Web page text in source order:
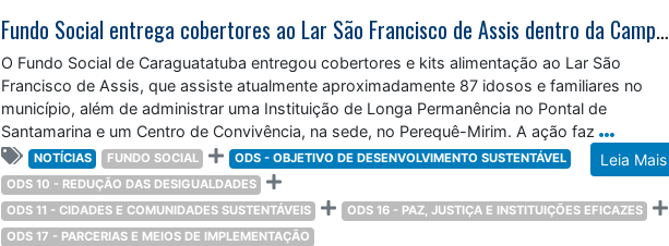
Fundo Social entrega cobertores ao Lar São Francisco de Assis dentro da Campanha do Agasalho 2026
O Fundo Social de Caraguatatuba entregou cobertores e kits alimentação ao Lar São
Francisco de Assis, que assiste atualmente aproximadamente 87 idosos e familiares no
município, além de administrar uma Instituição de Longa Permanência no Pontal de
Santamarina e um Centro de Convivência, na sede, no Perequê-Mirim. A ação faz
Leia Mais
NOTÍCIAS FUNDO SOCIAL
ODS - OBJETIVO DE DESENVOLVIMENTO SUSTENTÁVEL
ODS 10 - REDUÇÃO DAS DESIGUALDADES
ODS 11 - CIDADES E COMUNIDADES SUSTENTÁVEIS
ODS 16 - PAZ, JUSTIÇA E INSTITUIÇÕES EFICAZES
ODS 17 - PARCERIAS E MEIOS DE IMPLEMENTAÇÃO